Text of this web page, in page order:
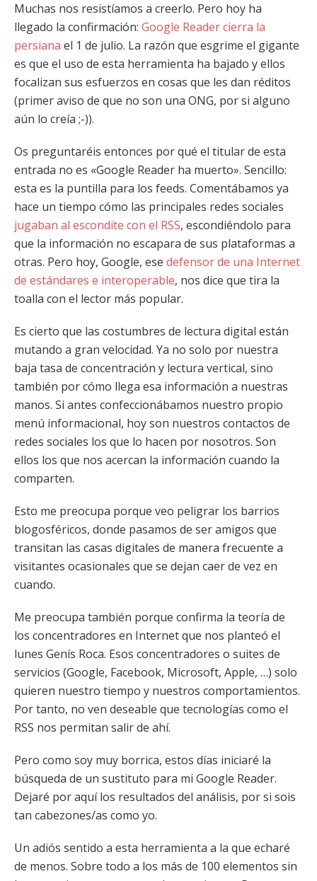
Muchas nos resistíamos a creerlo. Pero hoy ha
llegado la confirmación: Google Reader cierra la
persiana el 1 de julio. La razón que esgrime el gigante
es que el uso de esta herramienta ha bajado y ellos
focalizan sus esfuerzos en cosas que les dan réditos
(primer aviso de que no son una ONG, por si alguno
aún lo creía ;-)).
Os preguntaréis entonces por qué el titular de esta
entrada no es «Google Reader ha muerto». Sencillo:
esta es la puntilla para los feeds. Comentábamos ya
hace un tiempo cómo las principales redes sociales
jugaban al escondite con el RSS, escondiéndolo para
que la información no escapara de sus plataformas a
otras. Pero hoy, Google, ese defensor de una Internet
de estándares e interoperable, nos dice que tira la
toalla con el lector más popular.
Es cierto que las costumbres de lectura digital están
mutando a gran velocidad. Ya no solo por nuestra
baja tasa de concentración y lectura vertical, sino
también por cómo llega esa información a nuestras
manos. Si antes confeccionábamos nuestro propio
menú informacional, hoy son nuestros contactos de
redes sociales los que lo hacen por nosotros. Son
ellos los que nos acercan la información cuando la
comparten.
Esto me preocupa porque veo peligrar los barrios
blogosféricos, donde pasamos de ser amigos que
transitan las casas digitales de manera frecuente a
visitantes ocasionales que se dejan caer de vez en
cuando.
Me preocupa también porque confirma la teoría de
los concentradores en Internet que nos planteó el
lunes Genís Roca. Esos concentradores o suites de
servicios (Google, Facebook, Microsoft, Apple, …) solo
quieren nuestro tiempo y nuestros comportamientos.
Por tanto, no ven deseable que tecnologías como el
RSS nos permitan salir de ahí.
Pero como soy muy borrica, estos días iniciaré la
búsqueda de un sustituto para mi Google Reader.
Dejaré por aquí los resultados del análisis, por si sois
tan cabezones/as como yo.
Un adiós sentido a esta herramienta a la que echaré
de menos. Sobre todo a los más de 100 elementos sin